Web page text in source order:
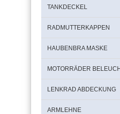
TANKDECKEL
RADMUTTERKAPPEN
HAUBENBRA MASKE
MOTORRÄDER
LENKRAD ABDECKUNG
ARMLEHNE